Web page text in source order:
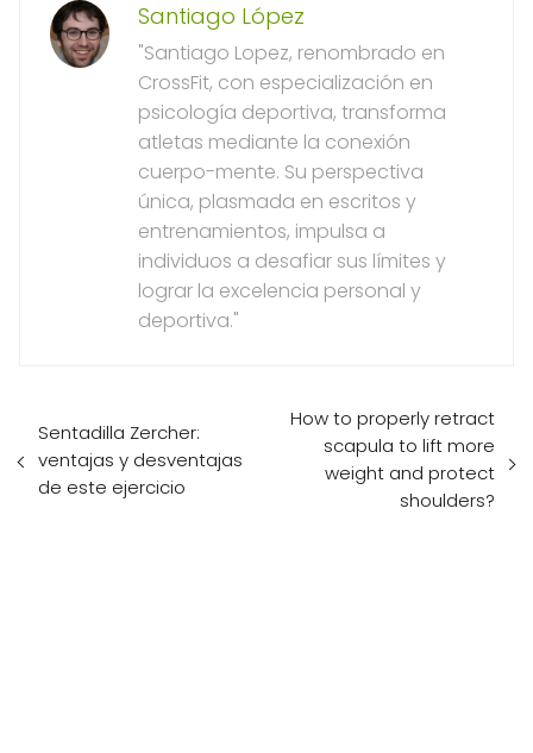
Santiago López
"Santiago Lopez, renombrado en
CrossFit, con especialización en
psicología deportiva, transforma
atletas mediante la conexión
cuerpo-mente. Su perspectiva
única, plasmada en escritos y
entrenamientos, impulsa a
individuos a desafiar sus límites y
lograr la excelencia personal y
deportiva."
Sentadilla Zercher:
ventajas y desventajas
de este ejercicio
How to properly retract
scapula to lift more
weight and protect
shoulders?